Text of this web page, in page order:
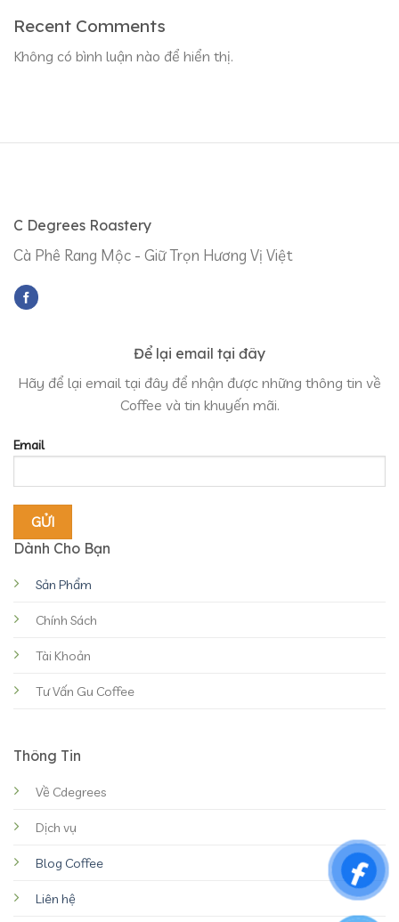
Recent Comments
Không có bình luận nào để hiển thị.
C Degrees Roastery
Cà Phê Rang Mộc - Giữ Trọn Hương Vị Việt
Dành Cho Bạn
Sản Phẩm
Chính Sách
Tài Khoản
Tư Vấn Gu Coffee
Thông Tin
Về Cdegrees
Dịch vụ
Blog Coffee
Liên hệ
Để lại email tại đây
Hãy để lại email tại đây để nhận được những thông tin về
Coffee và tin khuyến mãi.
Email